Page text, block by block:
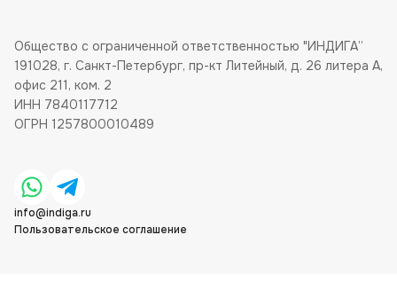
Общество с ограниченной ответственностью "ИНДИГА”
191028, г. Санкт-Петербург, пр-кт Литейный, д. 26 литера А,
офис 211, ком. 2
ИНН 7840117712
ОГРН 1257800010489
info@indiga.ru
Пользовательское соглашение